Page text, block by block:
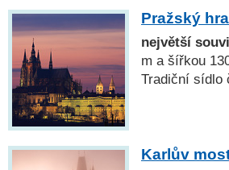
Pražský
největší
m a šířkou
Tradiční sídlo
Karlův